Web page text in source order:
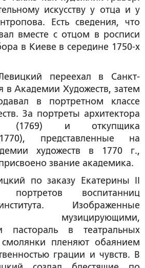
искусству у отца и у
Есть сведения, что
вместе с отцом в росписи
в Киеве в середине 1750-х
переехал в Санкт-
в Академии Художеств, затем
в портретном классе
За портреты архитектора
(1769) и откупщика
представленные на
художеств в 1770 г.,
звание академика.
по заказу Екатерины II
воспитанниц
Изображенные
музицирующими,
пастораль в театральных
пленяют обаянием
грации и чувств. В